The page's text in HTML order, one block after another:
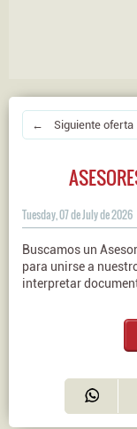
← Siguiente oferta
Tuesday, 07 de July de 2026
Buscamos un
para unirse a
interpretar